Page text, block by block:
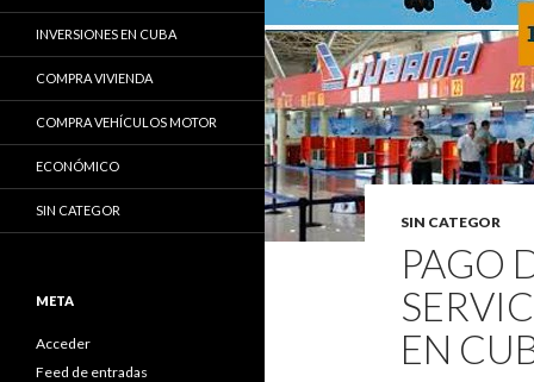
SIN CATEGOR
PAGO
EN
INVERSIONES EN CUBA
COMPRA VIVIENDA
COMPRA VEHÍCULOS MOTOR
ECONÓMICO
SIN CATEGOR
META
Acceder
Feed de entradas